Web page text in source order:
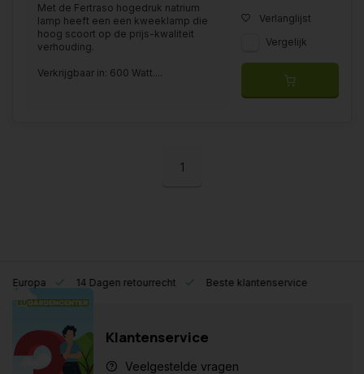
Met de Fertraso hogedruk natrium
lamp heeft een een kweeklamp die
hoog scoort op de prijs-kwaliteit
verhouding.
Verkrijgbaar in: 600 Watt....
Verlanglijst
Vergelijk
1
Europa 14 Dagen retourrecht Beste klantenservice
Klantenservice
Veelgestelde vragen